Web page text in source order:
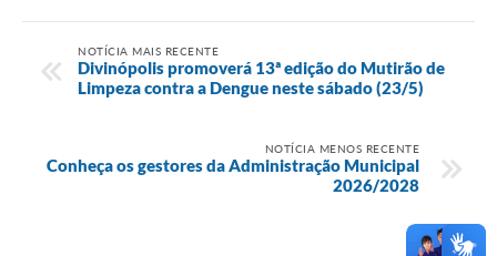
NOTÍCIA MAIS RECENTE
Divinópolis promoverá 13ª edição do Mutirão de
Limpeza contra a Dengue neste sábado (23/5)
NOTÍCIA MENOS RECENTE
Conheça os gestores da Administração Municipal
2026/2028